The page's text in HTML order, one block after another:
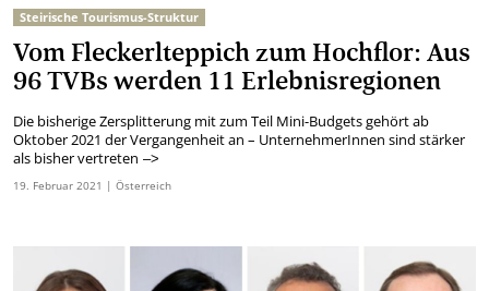
Steirische Tourismus-Struktur
Vom Fleckerlteppich zum Hochflor: Aus
96 TVBs werden 11 Erlebnisregionen
Die bisherige Zersplitterung mit zum Teil Mini-Budgets gehört ab
Oktober 2021 der Vergangenheit an – UnternehmerInnen sind stärker
als bisher vertreten –>
19. Februar2021 | Österreich